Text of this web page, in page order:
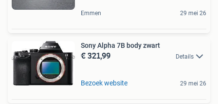
Emmen 29 mei 26
Sony Alpha 7B body zwart
€ 321,99 Details
Bezoek website 29 mei 26